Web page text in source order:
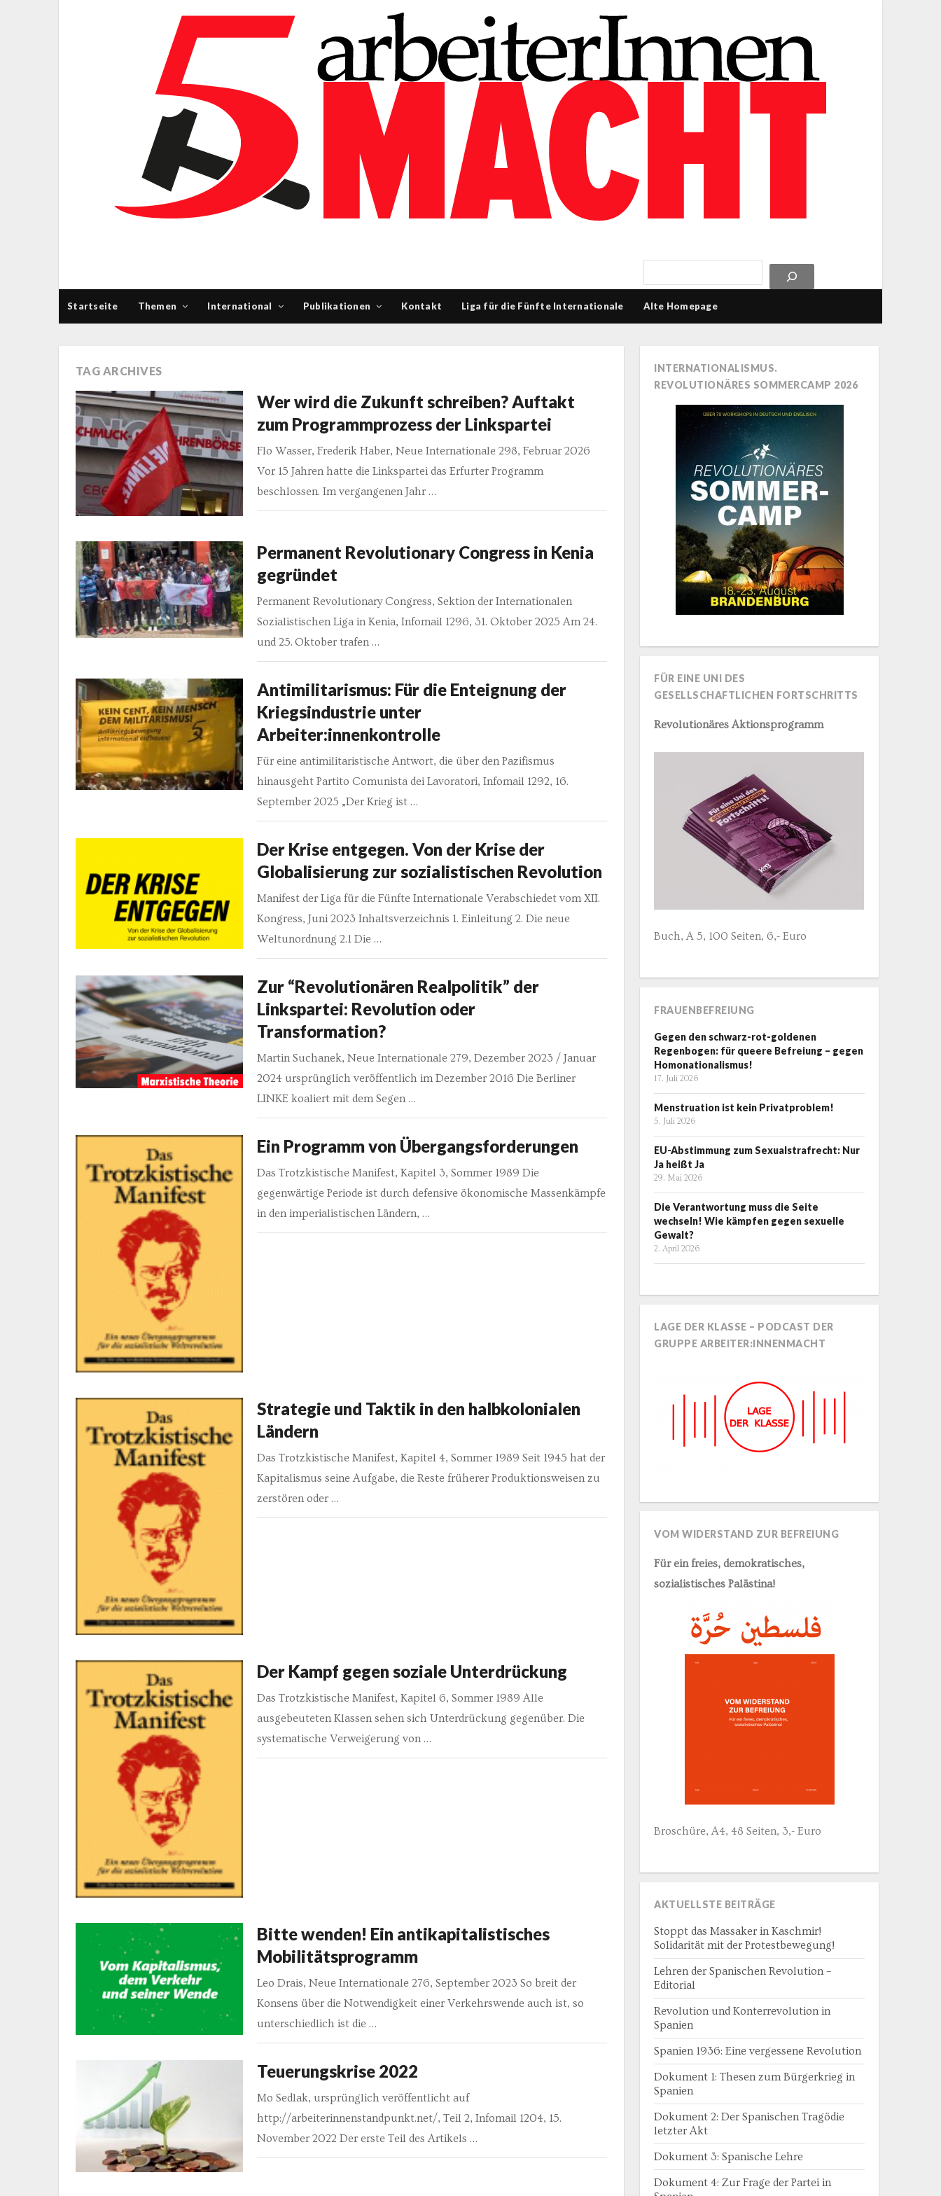
Startseite Themen International Publikationen Kontakt Liga für die Fünfte Internationale Alte Homepage
TAG ARCHIVES
Wer wird die Zukunft schreiben? Auftakt
zum Programmprozess der Linkspartei
Flo Wasser, Frederik Haber, Neue Internationale 298, Februar 2026
Vor 15 Jahren hatte die Linkspartei das Erfurter Programm
beschlossen. Im vergangenen Jahr …
Permanent Revolutionary Congress in Kenia
gegründet
Permanent Revolutionary Congress, Sektion der Internationalen
Sozialistischen Liga in Kenia, Infomail 1296, 31. Oktober 2025 Am 24.
und 25. Oktober trafen …
Antimilitarismus: Für die Enteignung der
Kriegsindustrie unter
Arbeiter:innenkontrolle
Für eine antimilitaristische Antwort, die über den Pazifismus
hinausgeht Partito Comunista dei Lavoratori, Infomail 1292, 16.
September 2025 „Der Krieg ist …
Der Krise entgegen. Von der Krise der
Globalisierung zur sozialistischen Revolution
Manifest der Liga für die Fünfte Internationale Verabschiedet vom XII.
Kongress, Juni 2023 Inhaltsverzeichnis 1. Einleitung 2. Die neue
Weltunordnung 2.1 Die …
Zur “Revolutionären Realpolitik” der
Linkspartei: Revolution oder
Transformation?
Martin Suchanek, Neue Internationale 279, Dezember 2023 / Januar
2024 ursprünglich veröffentlich im Dezember 2016 Die Berliner
LINKE koaliert mit dem Segen …
Ein Programm von Übergangsforderungen
Das Trotzkistische Manifest, Kapitel 3, Sommer 1989 Die
gegenwärtige Periode ist durch defensive ökonomische Massenkämpfe
in den imperialistischen Ländern, …
Strategie und Taktik in den halbkolonialen
Ländern
Das Trotzkistische Manifest, Kapitel 4, Sommer 1989 Seit 1945 hat der
Kapitalismus seine Aufgabe, die Reste früherer Produktionsweisen zu
zerstören oder …
Der Kampf gegen soziale Unterdrückung
Das Trotzkistische Manifest, Kapitel 6, Sommer 1989 Alle
ausgebeuteten Klassen sehen sich Unterdrückung gegenüber. Die
systematische Verweigerung von …
Bitte wenden! Ein antikapitalistisches
Mobilitätsprogramm
Leo Drais, Neue Internationale 276, September 2023 So breit der
Konsens über die Notwendigkeit einer Verkehrswende auch ist, so
unterschiedlich ist die …
Teuerungskrise 2022
Mo Sedlak, ursprünglich veröffentlicht auf
http://arbeiterinnenstandpunkt.net/, Teil 2, Infomail 1204, 15.
November 2022 Der erste Teil des Artikels …
INTERNATIONALISMUS.
REVOLUTIONÄRES SOMMERCAMP 2026
FÜR EINE UNI DES
GESELLSCHAFTLICHEN FORTSCHRITTS
Revolutionäres Aktionsprogramm
Buch, A 5, 100 Seiten, 6,- Euro
FRAUENBEFREIUNG
Gegen den schwarz-rot-goldenen
Regenbogen: für queere Befreiung – gegen
Homonationalismus!
17. Juli 2026
Menstruation ist kein Privatproblem!
5. Juli 2026
EU-Abstimmung zum Sexualstrafrecht: Nur
Ja heißt Ja
29. Mai 2026
Die Verantwortung muss die Seite
wechseln! Wie kämpfen gegen sexuelle
Gewalt?
2. April 2026
LAGE DER KLASSE – PODCAST DER
GRUPPE ARBEITER:INNENMACHT
VOM WIDERSTAND ZUR BEFREIUNG
Für ein freies, demokratisches,
sozialistisches Palästina!
Broschüre, A4, 48 Seiten, 3,- Euro
AKTUELLSTE BEITRÄGE
Stoppt das Massaker in Kaschmir!
Solidarität mit der Protestbewegung!
Lehren der Spanischen Revolution –
Editorial
Revolution und Konterrevolution in
Spanien
Spanien 1936: Eine vergessene Revolution
Dokument 1: Thesen zum Bürgerkrieg in
Spanien
Dokument 2: Der Spanischen Tragödie
letzter Akt
Dokument 3: Spanische Lehre
Dokument 4: Zur Frage der Partei in